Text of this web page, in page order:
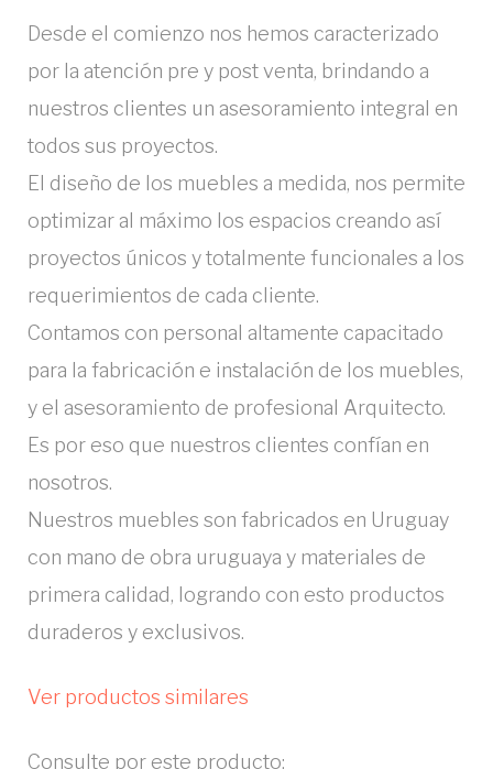
Desde el comienzo nos hemos caracterizado
por la atención pre y post venta, brindando a
nuestros clientes un asesoramiento integral en
todos sus proyectos.
El diseño de los muebles a medida, nos permite
optimizar al máximo los espacios creando así
proyectos únicos y totalmente funcionales a los
requerimientos de cada cliente.
Contamos con personal altamente capacitado
para la fabricación e instalación de los muebles,
y el asesoramiento de profesional Arquitecto.
Es por eso que nuestros clientes confían en
nosotros.
Nuestros muebles son fabricados en Uruguay
con mano de obra uruguaya y materiales de
primera calidad, logrando con esto productos
duraderos y exclusivos.
Ver productos similares
Consulte por este producto: